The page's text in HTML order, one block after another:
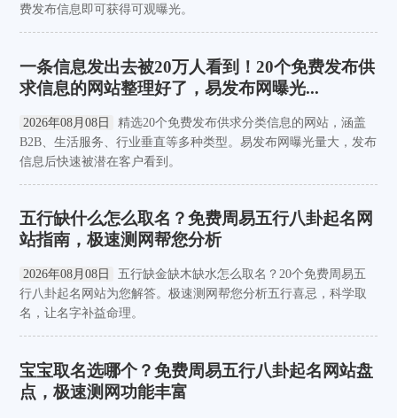
费发布信息即可获得可观曝光。
一条信息发出去被20万人看到！20个免费发布供
求信息的网站整理好了，易发布网曝光...
2026年08月08日
精选20个免费发布供求分类信息的网站，涵盖
B2B、生活服务、行业垂直等多种类型。易发布网曝光量大，发布
信息后快速被潜在客户看到。
五行缺什么怎么取名？免费周易五行八卦起名网
站指南，极速测网帮您分析
2026年08月08日
五行缺金缺木缺水怎么取名？20个免费周易五
行八卦起名网站为您解答。极速测网帮您分析五行喜忌，科学取
名，让名字补益命理。
宝宝取名选哪个？免费周易五行八卦起名网站盘
点，极速测网功能丰富